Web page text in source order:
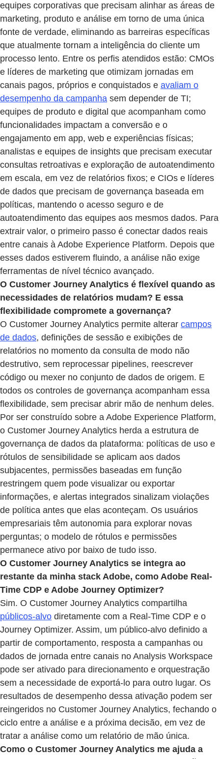
equipes corporativas que precisam alinhar as áreas de
marketing, produto e análise em torno de uma única
fonte de verdade, eliminando as barreiras específicas
que atualmente tornam a inteligência do cliente um
processo lento. Entre os perfis atendidos estão: CMOs
e líderes de marketing que otimizam jornadas em
canais pagos, próprios e conquistados e avaliam o
desempenho da campanha sem depender de TI;
equipes de produto e digital que acompanham como
funcionalidades impactam a conversão e o
engajamento em app, web e experiências físicas;
analistas e equipes de insights que precisam executar
consultas retroativas e exploração de autoatendimento
em escala, em vez de relatórios fixos; e CIOs e líderes
de dados que precisam de governança baseada em
políticas, mantendo o acesso seguro e de
autoatendimento das equipes aos mesmos dados. Para
extrair valor, o primeiro passo é conectar dados reais
entre canais à Adobe Experience Platform. Depois que
esses dados estiverem fluindo, a análise não exige
ferramentas de nível técnico avançado.
O Customer Journey Analytics é flexível quando as
necessidades de relatórios mudam? E essa
flexibilidade compromete a governança?
O Customer Journey Analytics permite alterar campos
de dados, definições de sessão e exibições de
relatórios no momento da consulta de modo não
destrutivo, sem reprocessar pipelines, reescrever
código ou mexer no conjunto de dados de origem. E
todos os controles de governança acompanham essa
flexibilidade, sem precisar abrir mão de nenhum deles.
Por ser construído sobre a Adobe Experience Platform,
o Customer Journey Analytics herda a estrutura de
governança de dados da plataforma: políticas de uso e
rótulos de sensibilidade se aplicam aos dados
subjacentes, permissões baseadas em função
restringem quem pode visualizar ou exportar
informações, e alertas integrados sinalizam violações
de política antes que elas aconteçam. Os usuários
empresariais têm autonomia para explorar novas
perguntas; o modelo de rótulos e permissões
permanece ativo por baixo de tudo isso.
O Customer Journey Analytics se integra ao
restante da minha stack Adobe, como Adobe Real-
Time CDP e Adobe Journey Optimizer?
Sim. O Customer Journey Analytics compartilha
públicos-alvo diretamente com a Real-Time CDP e o
Journey Optimizer. Assim, um público-alvo definido a
partir de comportamento, resposta a campanhas ou
dados de jornada entre canais no Analysis Workspace
pode ser ativado para direcionamento e orquestração
sem a necessidade de exportá-lo para outro lugar. Os
resultados de desempenho dessa ativação podem ser
reingeridos no Customer Journey Analytics, fechando o
ciclo entre a análise e a próxima decisão, em vez de
tratar a análise como um relatório de mão única.
Como o Customer Journey Analytics me ajuda a